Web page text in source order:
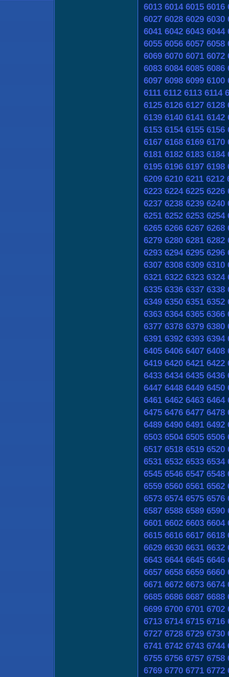
6013 6014 6015 6016
6027 6028 6029 6030
6041 6042 6043 6044
6055 6056 6057 6058
6069 6070 6071 6072
6083 6084 6085 6086
6097 6098 6099 6100
6111 6112 6113 6114
6125 6126 6127 6128
6139 6140 6141 6142
6153 6154 6155 6156
6167 6168 6169 6170
6181 6182 6183 6184
6195 6196 6197 6198
6209 6210 6211 6212
6223 6224 6225 6226
6237 6238 6239 6240
6251 6252 6253 6254
6265 6266 6267 6268
6279 6280 6281 6282
6293 6294 6295 6296
6307 6308 6309 6310
6321 6322 6323 6324
6335 6336 6337 6338
6349 6350 6351 6352
6363 6364 6365 6366
6377 6378 6379 6380
6391 6392 6393 6394
6405 6406 6407 6408
6419 6420 6421 6422
6433 6434 6435 6436
6447 6448 6449 6450
6461 6462 6463 6464
6475 6476 6477 6478
6489 6490 6491 6492
6503 6504 6505 6506
6517 6518 6519 6520
6531 6532 6533 6534
6545 6546 6547 6548
6559 6560 6561 6562
6573 6574 6575 6576
6587 6588 6589 6590
6601 6602 6603 6604
6615 6616 6617 6618
6629 6630 6631 6632
6643 6644 6645 6646
6657 6658 6659 6660
6671 6672 6673 6674
6685 6686 6687 6688
6699 6700 6701 6702
6713 6714 6715 6716
6727 6728 6729 6730
6741 6742 6743 6744
6755 6756 6757 6758
6769 6770 6771 6772